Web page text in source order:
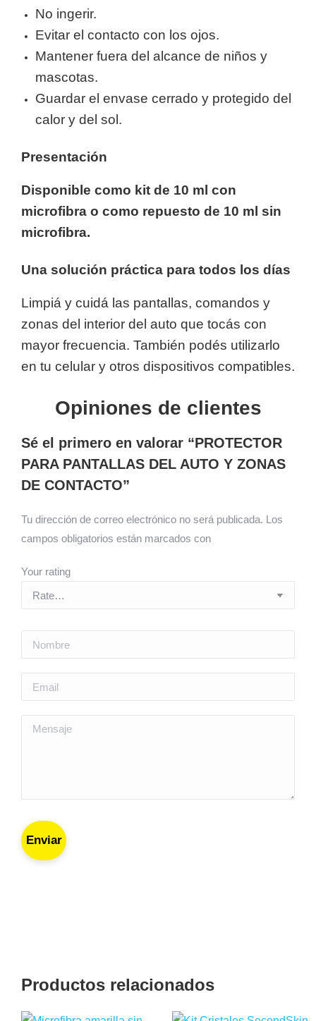
No ingerir.
Evitar el contacto con los ojos.
Mantener fuera del alcance de niños y
mascotas.
Guardar el envase cerrado y protegido del
calor y del sol.
Presentación
Disponible como kit de 10 ml con
microfibra o como repuesto de 10 ml sin
microfibra.
Una solución práctica para todos los días
Limpiá y cuidá las pantallas, comandos y
zonas del interior del auto que tocás con
mayor frecuencia. También podés utilizarlo
en tu celular y otros dispositivos compatibles.
Opiniones de clientes
Sé el primero en valorar “PROTECTOR
PARA PANTALLAS DEL AUTO Y ZONAS
DE CONTACTO”
Tu dirección de correo electrónico no será publicada. Los
campos obligatorios están marcados con
Your rating
Enviar
Productos relacionados